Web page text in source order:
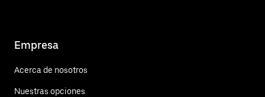
Empresa
Acerca de nosotros
Nuestras opciones